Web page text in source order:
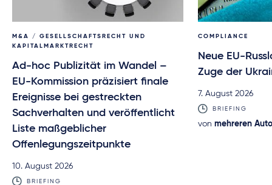
M&A / GESELLSCHAFTSRECHT UND
KAPITALMARKTRECHT
Ad-hoc Publizität im Wandel –
EU-Kommission präzisiert finale
Ereignisse bei gestreckten
Sachverhalten und veröffentlicht
Liste maßgeblicher
Offenlegungszeitpunkte
10. August 2026
BRIEFING
COMPLIANCE
Neue EU-
Zuge der
7. August 2026
BRIEFING
von mehreren